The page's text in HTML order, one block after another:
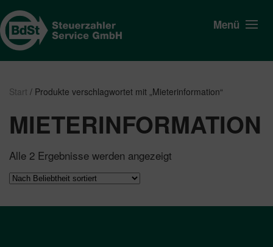
Menü
Start / Produkte verschlagwortet mit „Mieterinformation“
MIETERINFORMATION
Alle 2 Ergebnisse werden angezeigt